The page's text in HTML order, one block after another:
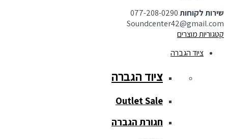
שירות לקוחות077-208-0290
Soundcenter42@gmail.com
קטגוריות מוצרים
ציוד הגברה
ציוד הגברה
Outlet Sale
חגורת הגברה